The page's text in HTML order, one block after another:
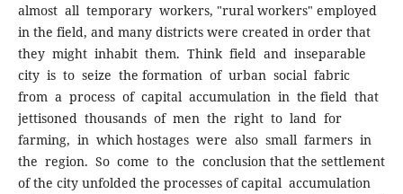
almost all temporary workers, "rural workers" employed
in the field, and many districts were created in order that
they might inhabit them. Think field and inseparable
city is to seize the formation of urban social fabric
from a process of capital accumulation in the field that
jettisoned thousands of men the right to land for
farming, in which hostages were also small farmers in
the region. So come to the conclusion that the settlement
of the city unfolded the processes of capital accumulation